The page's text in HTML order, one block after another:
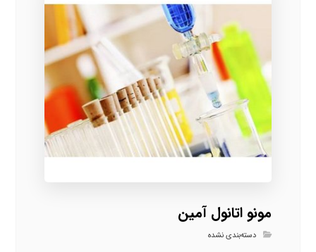
مونو اتانول آمین
دسته‌بندی نشده